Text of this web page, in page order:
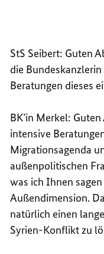
StS Seibert: Guten
die
Beratungen dieses
BK’in Merkel:
intensive
Migrationsagenda
außenpolitischen
was ich Ihnen
Außendimension.
natürlich einen
Syrien-Konflikt zu